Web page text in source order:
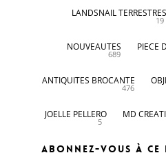
LANDSNAIL TERRESTRES
19
NOUVEAUTES
689
PIECE
ANTIQUITES BROCANTE
476
JOELLE PELLERO
5
MD
Abonnez-vous à